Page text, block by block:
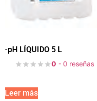
-pH LÍQUIDO 5 L
0 - 0 reseñas
Leer más